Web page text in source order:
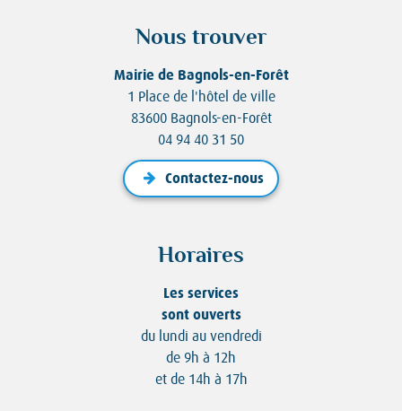
Nous trouver
Mairie de Bagnols-en-Forêt
1 Place de l'hôtel de ville
83600 Bagnols-en-Forêt
04 94 40 31 50
Contactez-nous
Horaires
Les services
sont ouverts
du lundi au vendredi
de 9h à 12h
et de 14h à 17h